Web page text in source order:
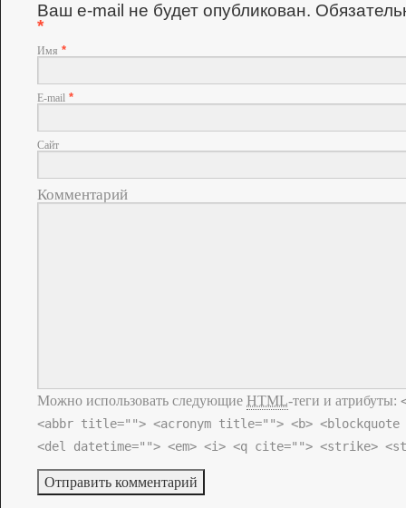
Ваш e-mail не будет опубликован.
*
Имя *
E-mail *
Сайт
Комментарий
Можно использовать следующие HTML-теги и атрибуты:
<abbr title=""> <acronym title=""> <b> <blockquote
<del datetime=""> <em> <i> <q cite=""> <strike>